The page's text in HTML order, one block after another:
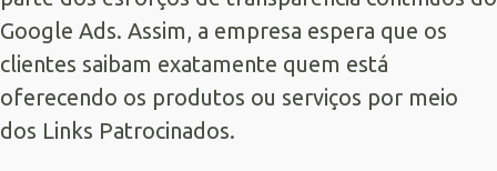
Google Ads. Assim, a empresa espera que os
clientes saibam exatamente quem está
oferecendo os produtos ou serviços por meio
dos Links Patrocinados.